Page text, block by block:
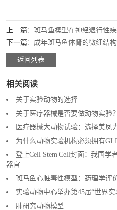
上一篇：斑马鱼模型在神经退行性
下一篇： 成年斑马鱼体肾的微细结
返回列表
相关阅读
关于实验动物的选择
关于医疗器械是否要做动物实验？
医疗器械大动物试验：选择美凤
为什么动物实验机构必须拥有
登上Cell Stem Cell封面：我国学
器官
斑马鱼心脏毒性模型：药理学评
实验动物中心举办第45届“世界
肺研究动物模型